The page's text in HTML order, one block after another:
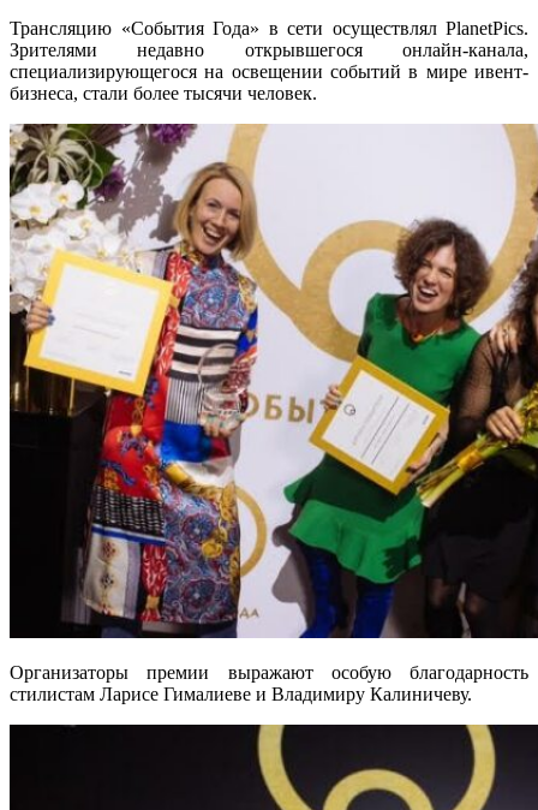
Трансляцию «События Года» в сети осуществлял PlanetPics.
Зрителями недавно открывшегося онлайн-канала,
специализирующегося на освещении событий в мире ивент-
бизнеса, стали более тысячи человек.
Организаторы премии выражают особую благодарность
стилистам Ларисе Гималиеве и Владимиру Калиничеву.